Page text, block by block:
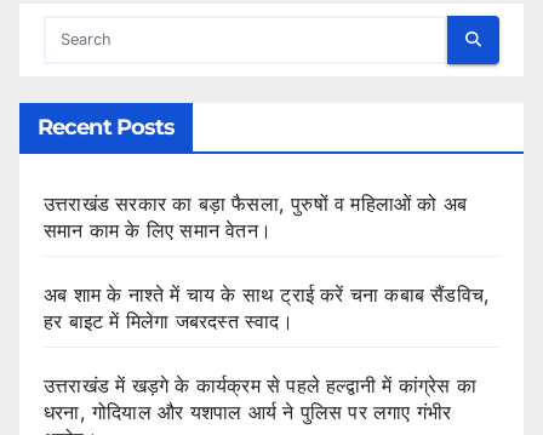
Recent Posts
उत्तराखंड सरकार का बड़ा फैसला, पुरुषों व महिलाओं को अब
समान काम के लिए समान वेतन।
अब शाम के नाश्ते में चाय के साथ ट्राई करें चना कबाब सैंडविच,
हर बाइट में मिलेगा जबरदस्त स्वाद।
उत्तराखंड में खड़गे के कार्यक्रम से पहले हल्द्वानी में कांग्रेस का
धरना, गोदियाल और यशपाल आर्य ने पुलिस पर लगाए गंभीर